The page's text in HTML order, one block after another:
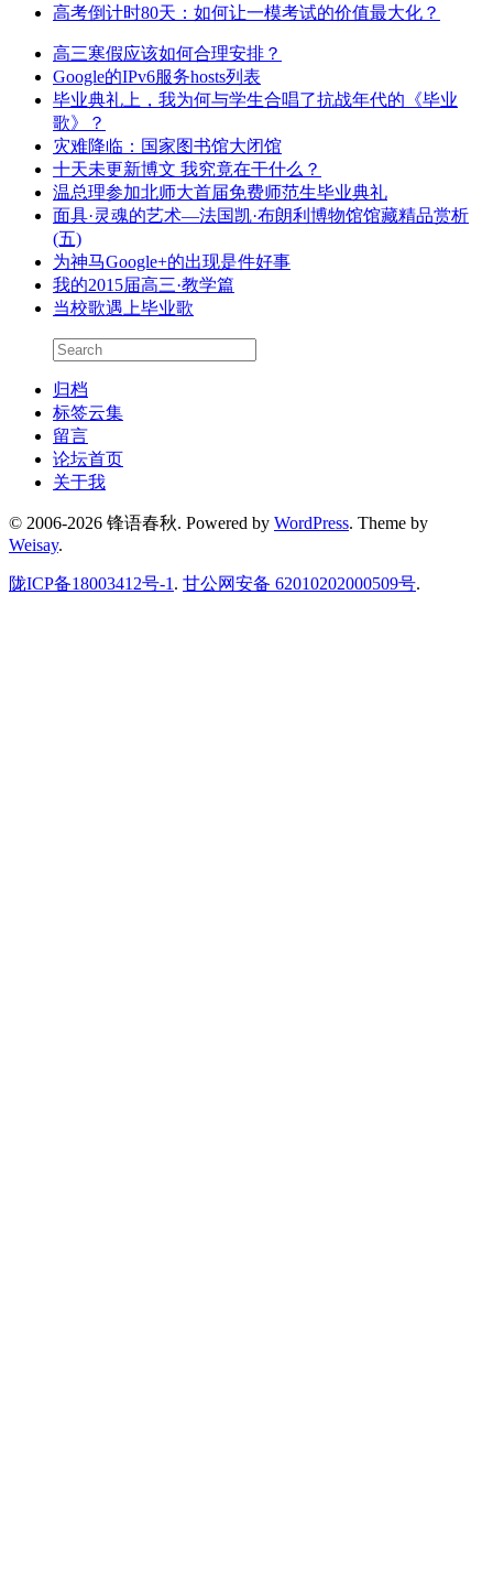
高考倒计时80天：如何让一模考试的价值最大化？
高三寒假应该如何合理安排？
Google的IPv6服务hosts列表
毕业典礼上，我为何与学生合唱了抗战年代的《毕业
歌》？
灾难降临：国家图书馆大闭馆
十天未更新博文 我究竟在干什么？
温总理参加北师大首届免费师范生毕业典礼
面具·灵魂的艺术—法国凯·布朗利博物馆馆藏精品赏析
(五)
为神马Google+的出现是件好事
我的2015届高三·教学篇
当校歌遇上毕业歌
归档
标签云集
留言
论坛首页
关于我
© 2006-2026 锋语春秋. Powered by WordPress. Theme by
Weisay.
陇ICP备18003412号-1 . 甘公网安备 62010202000509号.